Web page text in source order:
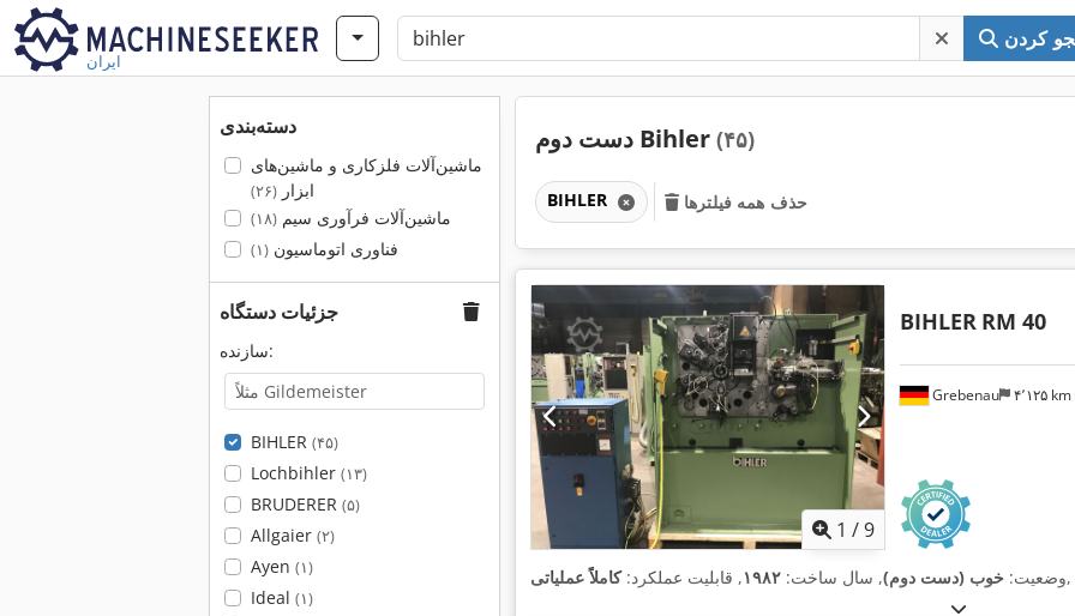
ایران
کردن
دسته‌بندی
ماشین‌آلات فلزکاری و ماشین‌های
ابزار(۲۶)
ماشین‌آلات فرآوری سیم(۱۸)
فناوری اتوماسیون(۱)
جزئیات دستگاه
سازنده:
BIHLER (۴۵)
Lochbihler (۱۳)
BRUDERER (۵)
Allgaier (۲)
Ayen (۱)
Ideal (۱)
دست دوم Bihler (۴۵)
BIHLER حذف همه فیلترها
1 /9
Grebenau ۴٬۱۲۵ km
BIHLER RM 40
وضعیت: خوب (دست دوم), سال ساخت: ۱۹۸۲, قابلیت عملکرد:کاملاً عملیاتی ,